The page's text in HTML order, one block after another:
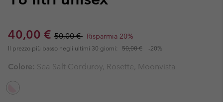
Sale price:
40,00 € Regular price:
50,00 € Risparmia 20%
Il prezzo più basso negli ultimi 30 giorni: 50,00 € -20%
Colore: Sea Salt Corduroy, Rosette, Moonvista